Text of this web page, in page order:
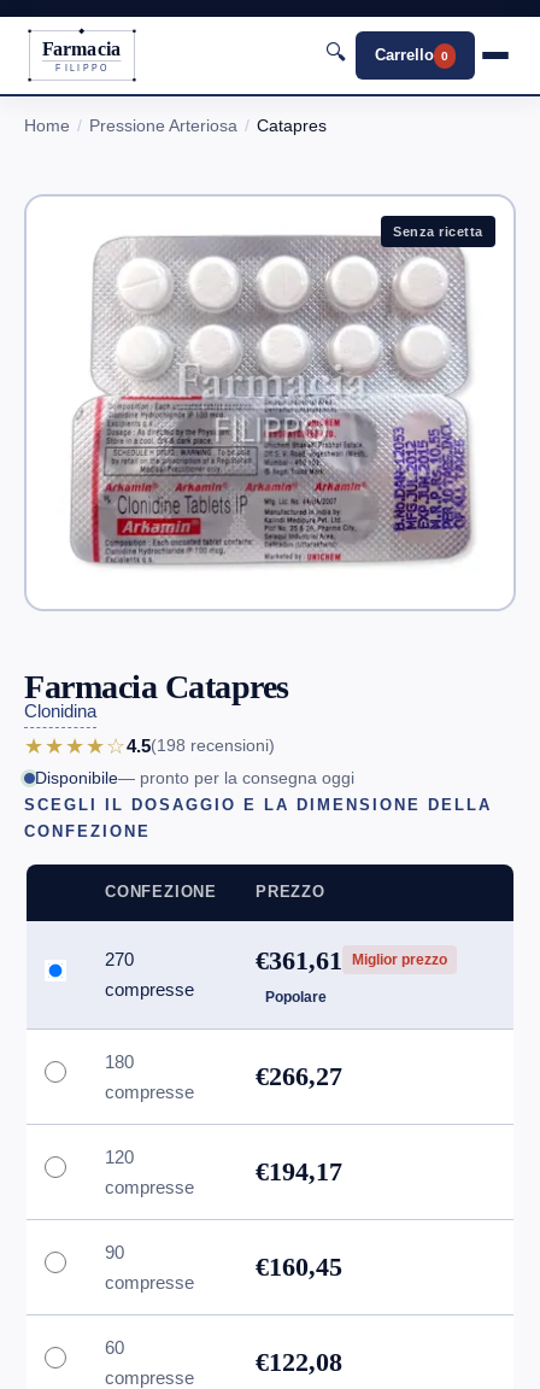
Farmacia
FILIPPO
🔍 Carrello 0
Home Pressione Arteriosa Catapres
Senza ricetta
Farmacia Catapres
Clonidina
★★★★☆4.5(198 recensioni)
Disponibile— pronto per la consegna oggi
SCEGLI IL DOSAGGIO E LA DIMENSIONE DELLA
CONFEZIONE
CONFEZIONE PREZZO
270
compresse
€361,61 Miglior prezzo
Popolare
180
compresse
€266,27
120
compresse
€194,17
90
compresse
€160,45
60
compresse
€122,08